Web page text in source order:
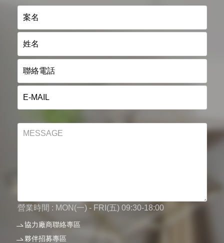
營業時間 : MON(一) - FRI(五) 09:30-18:00
協力廠商聯絡專區
夥伴招募專區